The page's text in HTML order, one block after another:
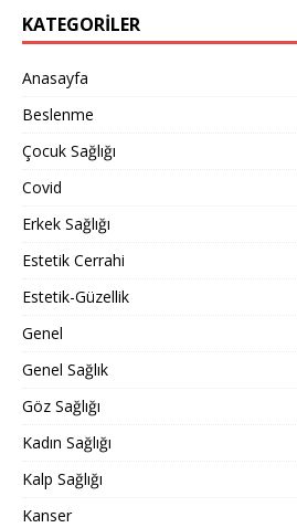
KATEGORILER
Anasayfa
Beslenme
Çocuk Sağlığı
Covid
Erkek Sağlığı
Estetik Cerrahi
Estetik-Güzellik
Genel
Genel Sağlık
Göz Sağlığı
Kadın Sağlığı
Kalp Sağlığı
Kanser